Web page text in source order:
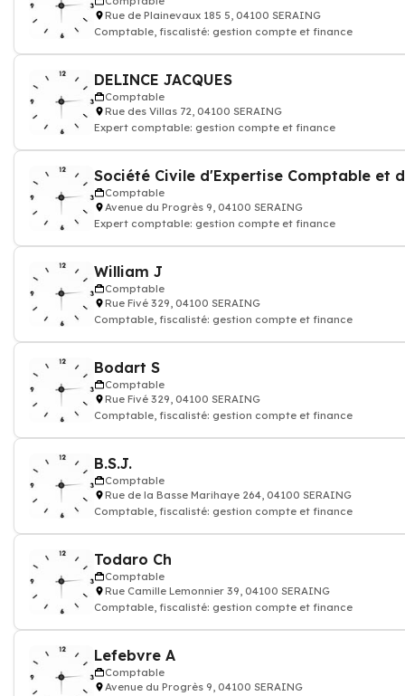
Rue de Plainevaux 185 5, 04100 SERAING
Comptable, fiscalisté: gestion compte et finance
DELINCE JACQUES
Comptable
Rue des Villas 72, 04100 SERAING
Expert comptable: gestion compte et finance
Comptable
Avenue du Progrès 9, 04100 SERAING
Expert comptable: gestion compte et finance
William J
Comptable
Rue Fivé 329, 04100 SERAING
Comptable, fiscalisté: gestion compte et finance
Bodart S
Comptable
Rue Fivé 329, 04100 SERAING
Comptable, fiscalisté: gestion compte et finance
B.S.J.
Comptable
Rue de la Basse Marihaye 264, 04100 SERAING
Comptable, fiscalisté: gestion compte et finance
Todaro Ch
Comptable
Rue Camille Lemonnier 39, 04100 SERAING
Comptable, fiscalisté: gestion compte et finance
Lefebvre A
Comptable
Avenue du Progrès 9, 04100 SERAING